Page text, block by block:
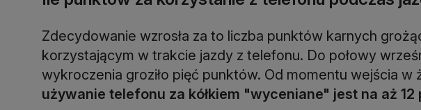
Zdecydowanie wzrosła za to liczba punktów karnych
korzystającym w trakcie jazdy z telefonu. Do połowy
wykroczenia groziło pięć punktów. Od momentu wejścia
używanie telefonu za kółkiem "wyceniane" jest na aż 12